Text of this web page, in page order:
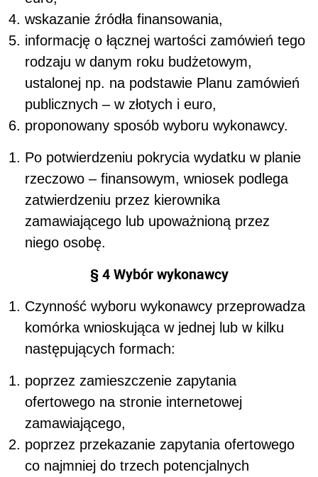
wskazanie źródła finansowania,
informację o łącznej wartości zamówień tego
rodzaju w danym roku budżetowym,
ustalonej np. na podstawie Planu zamówień
publicznych – w złotych i euro,
proponowany sposób wyboru wykonawcy.
Po potwierdzeniu pokrycia wydatku w planie
rzeczowo – finansowym, wniosek podlega
zatwierdzeniu przez kierownika
zamawiającego lub upoważnioną przez
niego osobę.
§ 4 Wybór wykonawcy
Czynność wyboru wykonawcy przeprowadza
komórka wnioskująca w jednej lub w kilku
następujących formach:
poprzez zamieszczenie zapytania
ofertowego na stronie internetowej
zamawiającego,
poprzez przekazanie zapytania ofertowego
co najmniej do trzech potencjalnych